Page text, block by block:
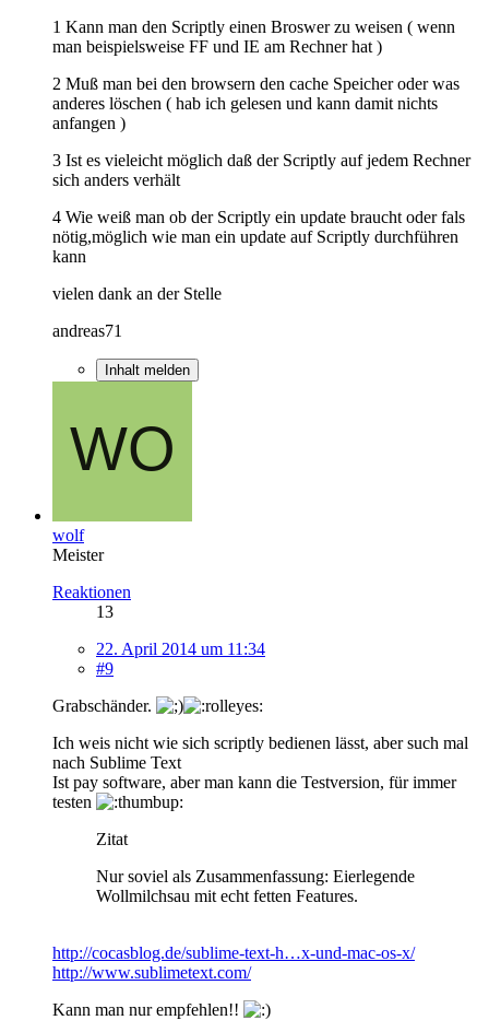
1 Kann man den Scriptly einen Broswer zu weisen ( wenn
man beispielsweise FF und IE am Rechner hat )
2 Muß man bei den browsern den cache Speicher oder was
anderes löschen ( hab ich gelesen und kann damit nichts
anfangen )
3 Ist es vieleicht möglich daß der Scriptly auf jedem Rechner
sich anders verhält
4 Wie weiß man ob der Scriptly ein update braucht oder fals
nötig,möglich wie man ein update auf Scriptly durchführen
kann
vielen dank an der Stelle
andreas71
Inhalt melden
wolf
Meister
Reaktionen
13
22. April 2014 um 11:34
#9
Grabschänder.
Ich weis nicht wie sich scriptly bedienen lässt, aber such mal
nach Sublime Text
Ist pay software, aber man kann die Testversion, für immer
testen
Zitat
Nur soviel als Zusammenfassung: Eierlegende
Wollmilchsau mit echt fetten Features.
http://cocasblog.de/sublime-text-h…x-und-mac-os-x/
http://www.sublimetext.com/
Kann man nur empfehlen!!